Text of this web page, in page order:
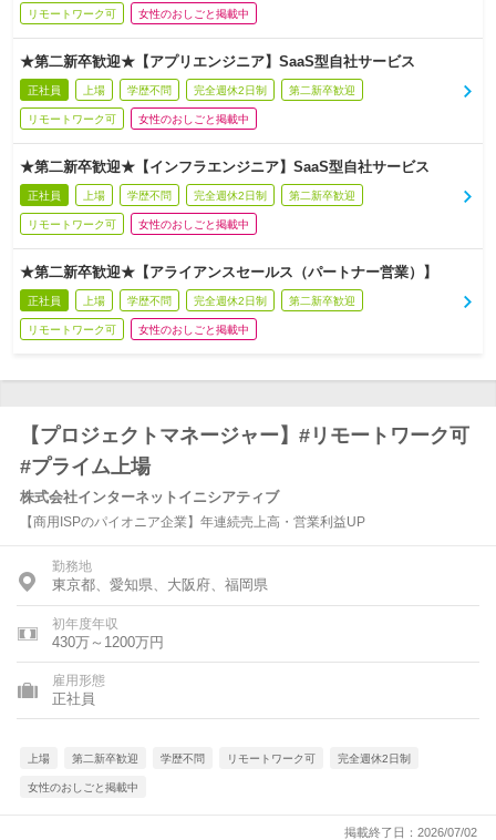
リモートワーク可 女性のおしごと掲載中
★第二新卒歓迎★【アプリエンジニア】SaaS型自社サービス
正社員 上場 学歴不問 完全週休2日制 第二新卒歓迎
リモートワーク可 女性のおしごと掲載中
★第二新卒歓迎★【インフラエンジニア】SaaS型自社サービス
正社員 上場 学歴不問 完全週休2日制 第二新卒歓迎
リモートワーク可 女性のおしごと掲載中
★第二新卒歓迎★【アライアンスセールス（パートナー営業）】
正社員 上場 学歴不問 完全週休2日制 第二新卒歓迎
リモートワーク可 女性のおしごと掲載中
【プロジェクトマネージャー】#リモートワーク可
#プライム上場
株式会社インターネットイニシアティブ
【商用ISPのパイオニア企業】年連続売上高・営業利益UP
勤務地
東京都、愛知県、大阪府、福岡県
初年度年収
430万～1200万円
雇用形態
正社員
上場 第二新卒歓迎 学歴不問 リモートワーク可 完全週休2日制
女性のおしごと掲載中
掲載終了日：2026/07/02